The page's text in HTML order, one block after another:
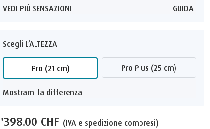
VEDI PIÙ SENSAZIONI GUIDA
Scegli L’ALTEZZA
Pro (21 cm) Pro Plus (25 cm)
Mostrami la differenza
CHF (IVA e spedizione compresi)